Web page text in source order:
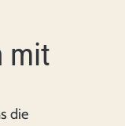
mit
die